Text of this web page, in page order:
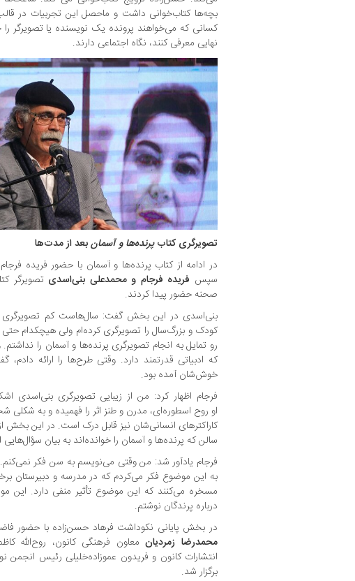
بچه‌ها کتاب‌خوانی داشت و ماحصل این تجربیات در
کسانی که می‌خواهند پرونده یک نویسنده یا تصویرگر را
نهایی معرفی کنند، نگاه اجتماعی دارند.
تصویرگری کتابپرنده‌ها و آسمانبعد از مدت‌ها
در ادامه از کتاب پرنده‌ها و آسمان با حضور فریده
سپس فریده فرجام و محمدعلی بنی‌اسدی تصویرگر
صحنه حضور پیدا کردند.
کودک و بزرگ‌سال را تصویرگری کرده‌ام ولی هیچکدام حتی
رو تمایل به انجام تصویرگری پرنده‌ها و آسمان را
که ادبیاتی قدرتمند دارد. وقتی طرح‌ها را ارائه دادم،
خوش‌شان آمده بود.
فرجام اظهار کرد: من از زیبایی تصویرگری بنی‌اسدی
او روح اسطوره‌ای، مدرن و طنز اثر را فهمیده و به شکلی
کاراکترهای انسانی‌شان نیز قابل درک است. در این بخش
سالن که پرنده‌ها و آسمان را خوانده‌اند به بیان سؤال‌هایی
فرجام یادآور شد: من وقتی می‌نویسم به سن فکر
به این موضوع فکر می‌کردم که در مدرسه و دبیرستان
مسخره می‌کنند که این موضوع تأثیر منفی دارد. این
درباره پرندگان نوشتم.
در بخش‌ پایانی نکوداشت فرهاد حسن‌زاده با حضور
محمدرضا زمردیانمعاون فرهنگی کانون، روح‌الله
انتشارات کانون و فریدون عموزاده‌خلیلی رئیس انجمن
برگزار شد.